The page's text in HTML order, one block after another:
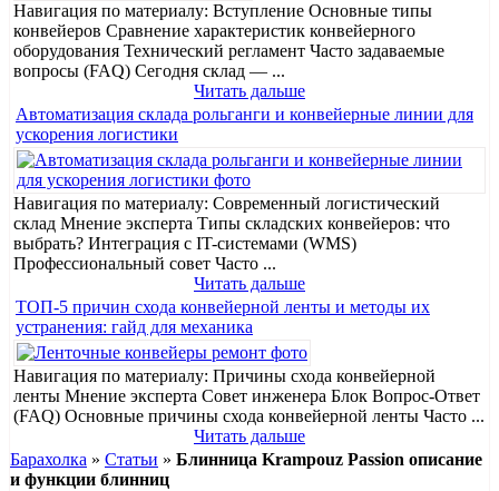
Навигация по материалу: Вступление Основные типы
конвейеров Сравнение характеристик конвейерного
оборудования Технический регламент Часто задаваемые
вопросы (FAQ) Сегодня склад — ...
Читать дальше
Автоматизация склада рольганги и конвейерные линии для
ускорения логистики
Навигация по материалу: Современный логистический
склад Мнение эксперта Типы складских конвейеров: что
выбрать? Интеграция с IT-системами (WMS)
Профессиональный совет Часто ...
Читать дальше
ТОП-5 причин схода конвейерной ленты и методы их
устранения: гайд для механика
Навигация по материалу: Причины схода конвейерной
ленты Мнение эксперта Совет инженера Блок Вопрос-Ответ
(FAQ) Основные причины схода конвейерной ленты Часто ...
Читать дальше
Барахолка » Статьи » Блинница Krampouz Passion описание
и функции блинниц